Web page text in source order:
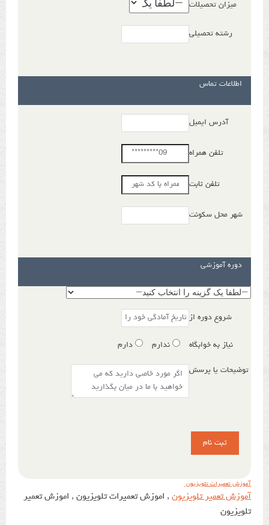
میزان تحصیلات
رشته تحصیلی
اطلاعات تماس
آدرس ایمیل
تلفن همراه
تلفن ثابت
شهر محل سکونت
دوره آموزشی
شروع دوره از
نیاز به خوابگاه ندارم دارم
توضیحات یا پرسش
آموزش تعمیرات تلویزیون
آموزش تعمیر تلویزیون , اموزش تعمیرات تلویزیون , اموزش تعمیر
تلویزیون